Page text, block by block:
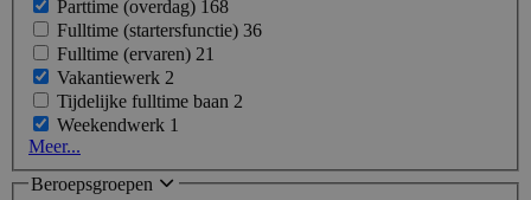
Parttime (overdag) 168
Fulltime (startersfunctie) 36
Fulltime (ervaren) 21
Vakantiewerk 2
Tijdelijke fulltime baan 2
Weekendwerk 1
Meer...
Beroepsgroepen